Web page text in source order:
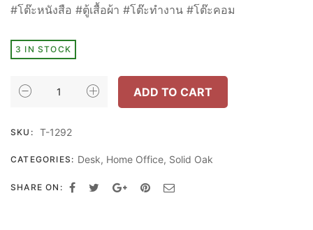
#โต๊ะหนังสือ #ตู้เสื้อผ้า #โต๊ะทำงาน #โต๊ะคอม
3 IN STOCK
Inhome
ทำงาน
คอม
W120xD40xH75
ADD TO CART
SKU: T-1292
CATEGORIES: Desk, Home Office, Solid Oak
SHARE ON: